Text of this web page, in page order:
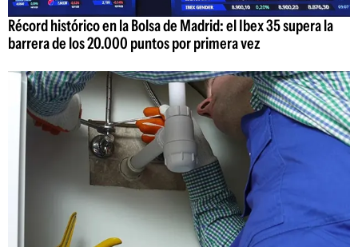
Récord histórico en la Bolsa de Madrid: el Ibex 35 supera la
barrera de los 20.000 puntos por primera vez